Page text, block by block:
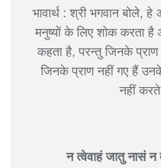
भावार्थ : श्री भगवान बोले,
मनुष्यों के लिए शोक करता
कहता है, परन्तु जिनके
जिनके प्राण नहीं गए हैं
नहीं
न त्वेवाहं जातु नासं न